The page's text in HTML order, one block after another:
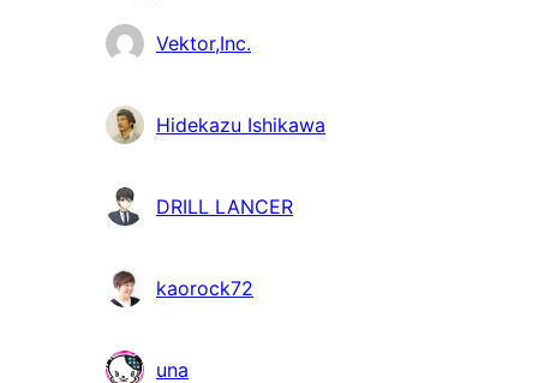
Bidragande
Vektor,Inc.
Hidekazu Ishikawa
DRILL LANCER
kaorock72
una